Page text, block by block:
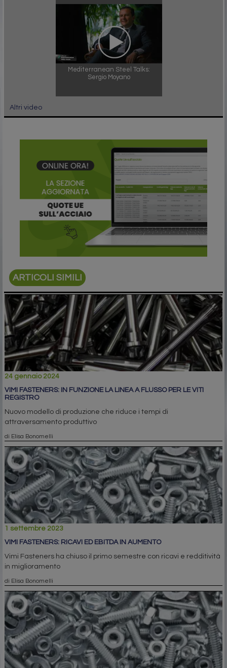
Mediterranean Steel Talks:
Sergio Moyano
Altri video
ARTICOLI SIMILI
24 gennaio 2024
VIMI FASTENERS: IN FUNZIONE LA LINEA A FLUSSO PER LE VITI
REGISTRO
Nuovo modello di produzione che riduce i tempi di
attraversamento produttivo
di Elisa Bonomelli
1 settembre 2023
VIMI FASTENERS: RICAVI ED EBITDA IN AUMENTO
Vimi Fasteners ha chiuso il primo semestre con ricavi e redditività
in miglioramento
di Elisa Bonomelli